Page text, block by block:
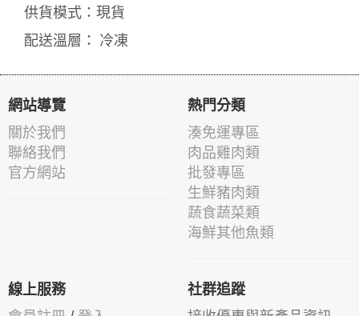
供貨模式：現貨
配送溫層： 冷凍
網站導覽
關於我們
聯絡我們
官方網站
熱門分類
湊免運專區
肉品雞肉類
批發專區
生鮮豬肉類
蔬食蔬菜類
海鮮其他魚類
線上服務 社群追蹤